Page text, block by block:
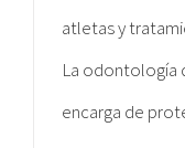
atletas y
La odontología
encarga de